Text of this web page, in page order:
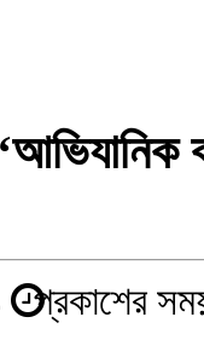
প্রকাশের